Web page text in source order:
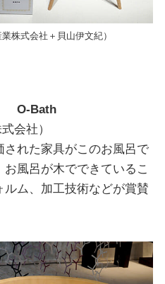
株式会社＋貝山伊文紀）
O-Bath
会社）
された家具がこのお風呂で
風呂が木でできているこ
ム、加工技術などが賞賛